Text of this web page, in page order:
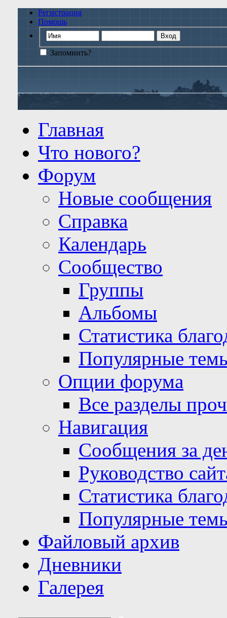
Регистрация
Помощь
Запомнить?
Главная
Что нового?
Форум
Новые сообщения
Справка
Календарь
Сообщество
Группы
Альбомы
Статистика
Популярные
Опции форума
Все разделы
Навигация
Сообщения за
Руководство
Статистика
Популярные
Файловый архив
Дневники
Галерея